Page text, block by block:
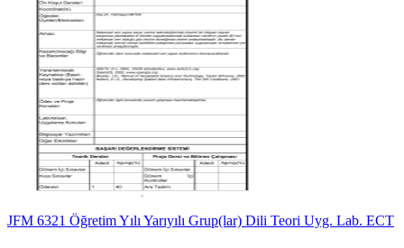
JFM 6321 Öğretim Yılı Yarıyılı Grup(lar) Dili Teori Uyg. Lab. ECT